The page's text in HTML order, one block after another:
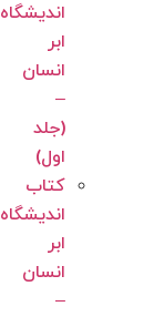
اندیشگاه
ابر
انسان
(جلد
اول)
کتاب
اندیشگاه
ابر
انسان